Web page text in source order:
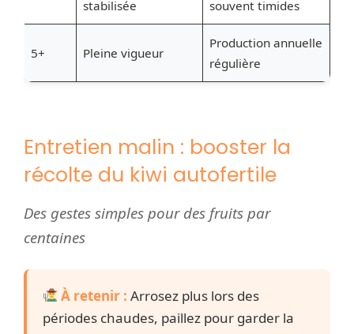
stabilisée
souvent timides
5+ Pleine vigueur
Production annuelle
régulière
Entretien malin : booster la
récolte du kiwi autofertile
Des gestes simples pour des fruits par
centaines
À retenir : Arrosez plus lors des
périodes chaudes, paillez pour garder la